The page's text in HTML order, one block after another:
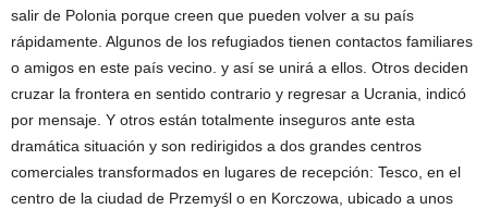
salir de Polonia porque creen que pueden volver a su país
rápidamente. Algunos de los refugiados tienen contactos familiares
o amigos en este país vecino. y así se unirá a ellos. Otros deciden
cruzar la frontera en sentido contrario y regresar a Ucrania, indicó
por mensaje. Y otros están totalmente inseguros ante esta
dramática situación y son redirigidos a dos grandes centros
comerciales transformados en lugares de recepción: Tesco, en el
centro de la ciudad de Przemyśl o en Korczowa, ubicado a unos